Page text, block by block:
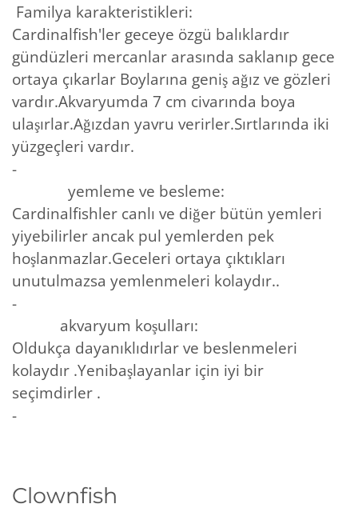
Familya karakteristikleri:
Cardinalfish'ler geceye özgü balıklardır
gündüzleri mercanlar arasında saklanıp gece
ortaya çıkarlar Boylarına geniş ağız ve gözleri
vardır.Akvaryumda 7 cm civarında boya
ulaşırlar.Ağızdan yavru verirler.Sırtlarında iki
yüzgeçleri vardır.
-
yemleme ve besleme:
Cardinalfishler canlı ve diğer bütün yemleri
yiyebilirler ancak pul yemlerden pek
hoşlanmazlar.Geceleri ortaya çıktıkları
unutulmazsa yemlenmeleri kolaydır..
-
akvaryum koşulları:
Oldukça dayanıklıdırlar ve beslenmeleri
kolaydır .Yenibaşlayanlar için iyi bir
seçimdirler .
-
Clownfish